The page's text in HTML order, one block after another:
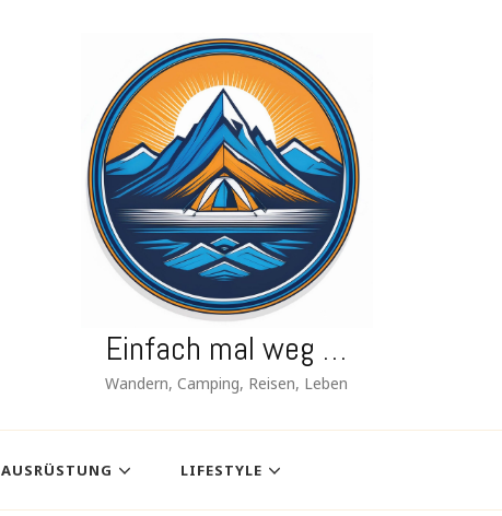
Einfach mal weg …
Wandern, Camping, Reisen, Leben
AUSRÜSTUNG LIFESTYLE